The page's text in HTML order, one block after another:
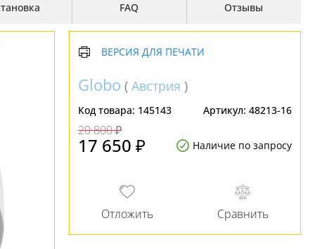
FAQ Отзывы
ВЕРСИЯ ДЛЯ ПЕЧАТИ
Globo ( Австрия )
Код товара: 145143 Артикул: 48213-16
20 800 ₽
17 650 ₽ Наличие по запросу